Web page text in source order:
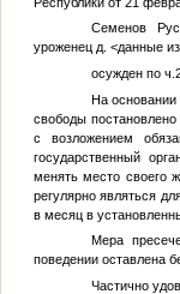
Семенов
уроженец д. <данные
осужден по
На основании
свободы
с возложением
государственный
менять место своего
регулярно являться
в месяц в
Мера
поведении оставлена
Частично